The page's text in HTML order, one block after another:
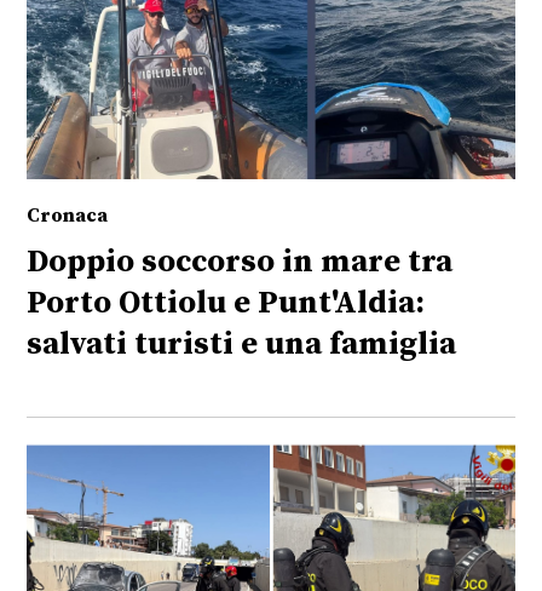
Cronaca
Doppio soccorso in mare tra
Porto Ottiolu e Punt'Aldia:
salvati turisti e una famiglia